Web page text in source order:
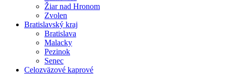
Žiar nad Hronom
Zvolen
Bratislavský kraj
Bratislava
Malacky
Pezinok
Senec
Celozväzové kaprové